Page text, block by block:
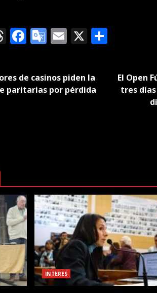
Threads
Facebook
Google
Email
X
de casinos piden la
paritarias por pérdida
El Open
tres
INTERES